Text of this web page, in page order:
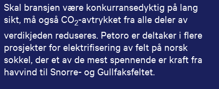
Skal bransjen være konkurransedyktig på lang
sikt, må også CO2-avtrykket fra alle deler av
verdikjeden reduseres. Petoro er deltaker i flere
prosjekter for elektrifisering av felt på norsk
sokkel, der et av de mest spennende er kraft fra
havvind til Snorre- og Gullfaksfeltet.